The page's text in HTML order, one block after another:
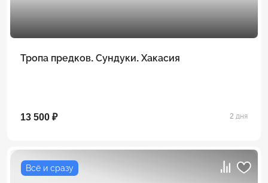
Тропа предков. Сундуки. Хакасия
13 500 ₽ 2 дня
Всё и сразу